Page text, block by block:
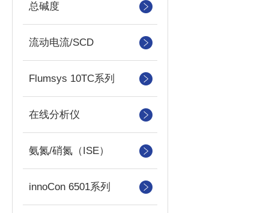
总碱度
流动电流/SCD
Flumsys 10TC系列
在线分析仪
氨氮/硝氮（ISE）
innoCon 6501系列